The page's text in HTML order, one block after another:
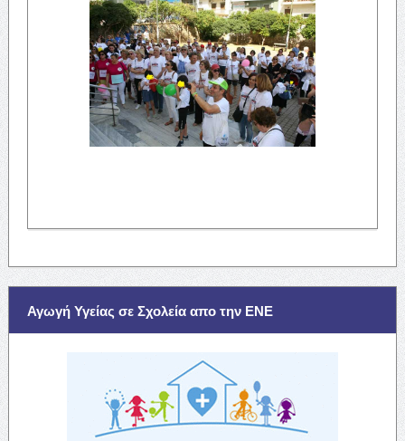
Αγωγή Υγείας σε Σχολεία απο την ΕΝΕ